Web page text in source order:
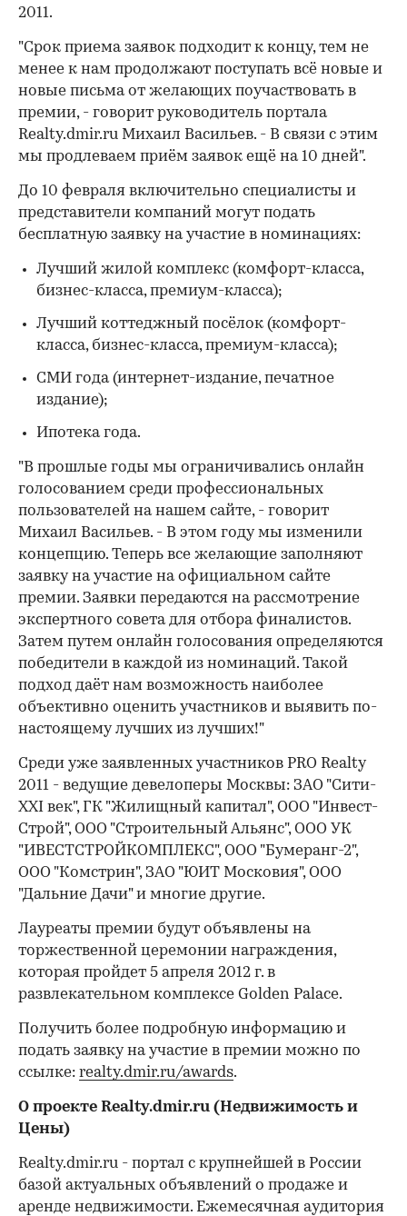
2011.
"Срок приема заявок подходит к концу, тем не
менее к нам продолжают поступать всё новые и
новые письма от желающих поучаствовать в
премии, - говорит руководитель портала
Realty.dmir.ru Михаил Васильев. - В связи с этим
мы продлеваем приём заявок ещё на 10 дней".
До 10 февраля включительно специалисты и
представители компаний могут подать
бесплатную заявку на участие в номинациях:
Лучший жилой комплекс (комфорт-класса,
бизнес-класса, премиум-класса);
Лучший коттеджный посёлок (комфорт-
класса, бизнес-класса, премиум-класса);
СМИ года (интернет-издание, печатное
издание);
Ипотека года.
"В прошлые годы мы ограничивались онлайн
голосованием среди профессиональных
пользователей на нашем сайте, - говорит
Михаил Васильев. - В этом году мы изменили
концепцию. Теперь все желающие заполняют
заявку на участие на официальном сайте
премии. Заявки передаются на рассмотрение
экспертного совета для отбора финалистов.
Затем путем онлайн голосования определяются
победители в каждой из номинаций. Такой
подход даёт нам возможность наиболее
объективно оценить участников и выявить по-
настоящему лучших из лучших!"
Среди уже заявленных участников PRO Realty
2011 - ведущие девелоперы Москвы: ЗАО "Сити-
XXI век", ГК "Жилищный капитал", ООО "Инвест-
Строй", ООО "Строительный Альянс", ООО УК
"ИВЕСТСТРОЙКОМПЛЕКС", ООО "Бумеранг-2",
ООО "Комстрин", ЗАО "ЮИТ Московия", ООО
"Дальние Дачи" и многие другие.
Лауреаты премии будут объявлены на
торжественной церемонии награждения,
которая пройдет 5 апреля 2012 г. в
развлекательном комплексе Golden Palace.
Получить более подробную информацию и
подать заявку на участие в премии можно по
ссылке: realty.dmir.ru/awards.
О проекте Realty.dmir.ru (Недвижимость и
Цены)
Realty.dmir.ru - портал с крупнейшей в России
базой актуальных объявлений о продаже и
аренде недвижимости. Ежемесячная аудитория